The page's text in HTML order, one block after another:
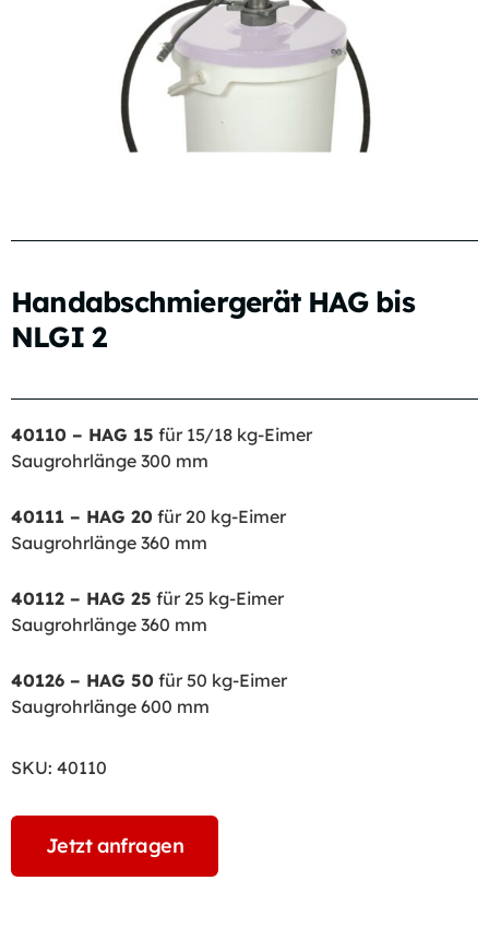
Handabschmiergerät HAG bis
NLGI 2
40110 – HAG 15 für 15/18 kg-Eimer
Saugrohrlänge 300 mm
40111 – HAG 20 für 20 kg-Eimer
Saugrohrlänge 360 mm
40112 – HAG 25 für 25 kg-Eimer
Saugrohrlänge 360 mm
40126 – HAG 50 für 50 kg-Eimer
Saugrohrlänge 600 mm
SKU: 40110
Jetzt anfragen